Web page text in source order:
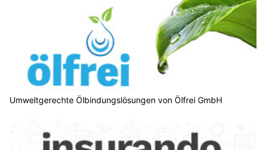
Umweltgerechte Ölbindungslösungen von Ölfrei GmbH